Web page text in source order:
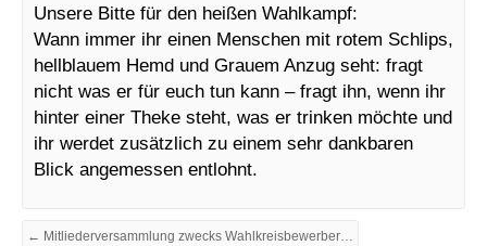
Unsere Bitte für den heißen Wahlkampf:
Wann immer ihr einen Menschen mit rotem Schlips,
hellblauem Hemd und Grauem Anzug seht: fragt
nicht was er für euch tun kann – fragt ihn, wenn ihr
hinter einer Theke steht, was er trinken möchte und
ihr werdet zusätzlich zu einem sehr dankbaren
Blick angemessen entlohnt.